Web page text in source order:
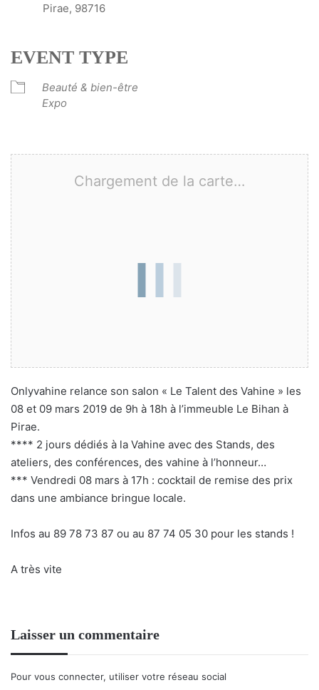
Pirae, 98716
EVENT TYPE
Beauté & bien-être
Expo
Chargement de la carte…
Onlyvahine relance son salon « Le Talent des Vahine » les
08 et 09 mars 2019 de 9h à 18h à l’immeuble Le Bihan à
Pirae.
**** 2 jours dédiés à la Vahine avec des Stands, des
ateliers, des conférences, des vahine à l’honneur…
*** Vendredi 08 mars à 17h : cocktail de remise des prix
dans une ambiance bringue locale.
Infos au 89 78 73 87 ou au 87 74 05 30 pour les stands !
A très vite
Laisser un commentaire
Pour vous connecter, utiliser votre réseau social